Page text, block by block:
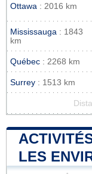
Ottawa : 2016 km
Mississauga : 1843
km
Québec : 2268 km
Surrey : 1513 km
LES